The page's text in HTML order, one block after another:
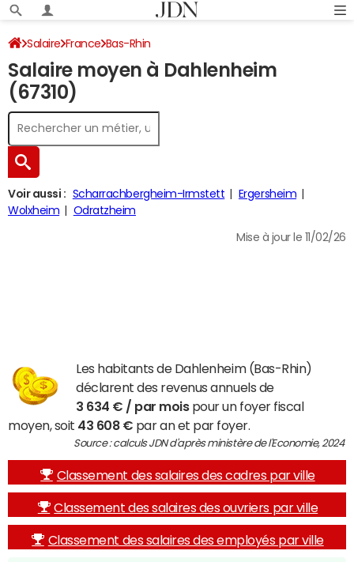
Salaire France Bas-Rhin
Salaire moyen à Dahlenheim
(67310)
Voir aussi : Scharrachbergheim-Irmstett
Ergersheim
Wolxheim
Odratzheim
Mise à jour le 11/02/26
Les habitants de Dahlenheim (Bas-Rhin)
déclarent des revenus annuels de
3 634 € / par moispour un foyer fiscal
moyen, soit 43 608 € par an et par foyer.
Source : calculs JDN d'après ministère de l'Economie, 2024
Classement des salaires des cadres par ville
Classement des salaires des ouvriers par ville
Classement des salaires des employés par ville